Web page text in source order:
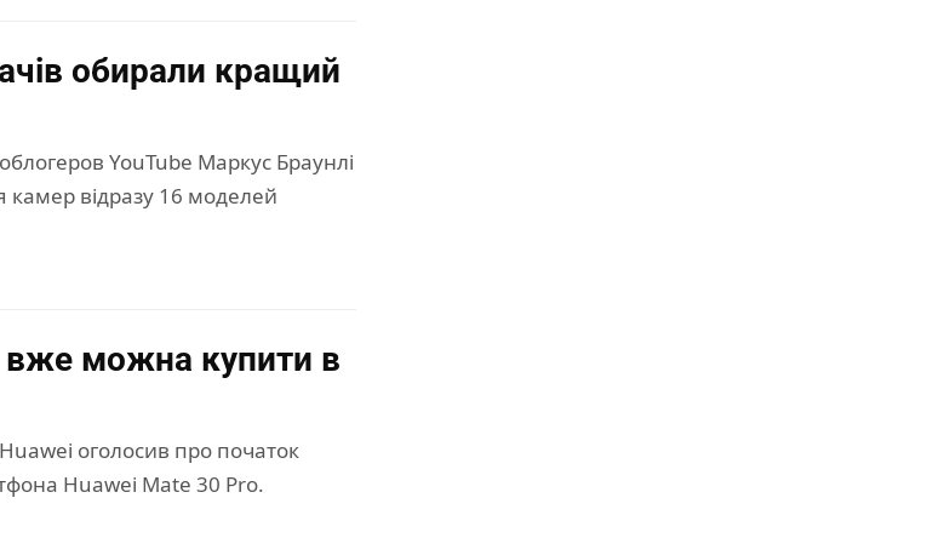
обирали кращий
YouTube Маркус Браунлі
камер відразу 16 моделей
вже можна купити в
оголосив про початок
Huawei Mate 30 Pro.